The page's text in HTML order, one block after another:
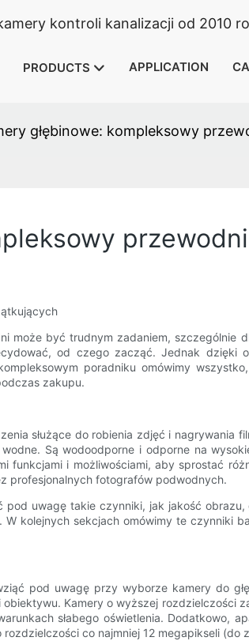
kontroli kanalizacji od 2010
PRODUCTS APPLICATION
głębinowe: kompleksowy
może być trudnym zadaniem,
od czego zacząć. Jednak dzięki
poradniku omówimy
zakupu.
służące do robienia zdjęć i
Są wodoodporne i odporne na
funkcjami i możliwościami, aby sprostać
profesjonalnych fotografów podwodnych.
uwagę takie czynniki, jak jakość
W kolejnych sekcjach omówimy te
pod uwagę przy wyborze kamery do
Kamery o wyższej rozdzielczości
słabego oświetlenia.
co najmniej 12 megapikseli (do